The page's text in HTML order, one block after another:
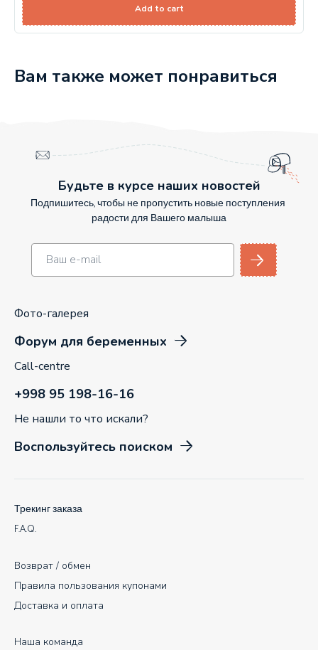
Add to cart
Вам также может понравиться
Будьте в курсе наших новостей
Подпишитесь, чтобы не пропустить новые поступления
радости для Вашего малыша
Фото-галерея
Форум для беременных
Call-centre
+998 95 198-16-16
Не нашли то что искали?
Воспользуйтесь поиском
Наша команда
Возврат / обмен
Правила пользования купонами
Доставка и оплата
Трекинг заказа
F.A.Q.